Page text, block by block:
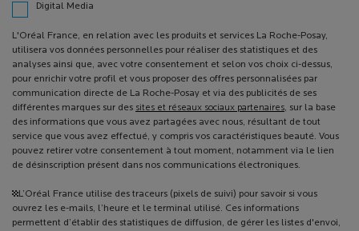
Digital Media
L'Oréal France, en relation avec les produits et services La Roche-Posay,
utilisera vos données personnelles pour réaliser des statistiques et des
analyses ainsi que, avec votre consentement et selon vos choix ci-dessus,
pour enrichir votre profil et vous proposer des offres personnalisées par
communication directe de La Roche-Posay et via des publicités de ses
différentes marques sur des sites et réseaux sociaux partenaires, sur la base
des informations que vous avez partagées avec nous, résultant de tout
service que vous avez effectué, y compris vos caractéristiques beauté. Vous
pouvez retirer votre consentement à tout moment, notamment via le lien
de désinscription présent dans nos communications électroniques.
¹L’Oréal France utilise des traceurs (pixels de suivi) pour savoir si vous
ouvrez les e-mails, l’heure et le terminal utilisé. Ces informations
permettent d’établir des statistiques de diffusion, de gérer les listes d'envoi,